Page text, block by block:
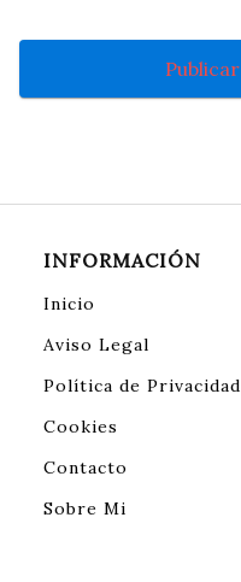
INFORMACIÓN
Inicio
Aviso Legal
Política de Privacidad
Cookies
Contacto
Sobre Mi